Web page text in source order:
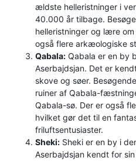
ældste helleristninger i
40.000 år tilbage.
helleristninger og lære
også flere arkæologiske
Qabala: Qabala er en by
Aserbajdsjan. Det er
skove og søer.
ruiner af Qabala-
Qabala-sø. Der er også
hvilket gør det til en
friluftsentusiaster.
Sheki: Sheki er en by i
Aserbajdsjan kendt for